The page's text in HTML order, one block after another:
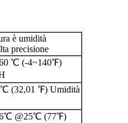
è umidità
precisione
℃ (-4~140℉)
℃ (32,01 ℉) Umidità
@25℃ (77℉)